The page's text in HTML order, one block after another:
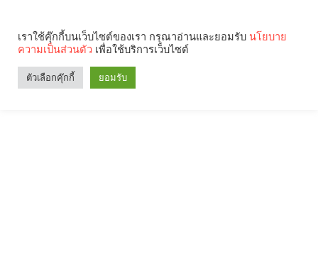
เราใช้คุ๊กกี้บนเว็บไซต์ของเรา กรุณาอ่านและยอมรับ นโยบาย
ความเป็นส่วนตัว เพื่อใช้บริการเว็บไซต์
ตัวเลือกคุ๊กกี้ ยอมรับ